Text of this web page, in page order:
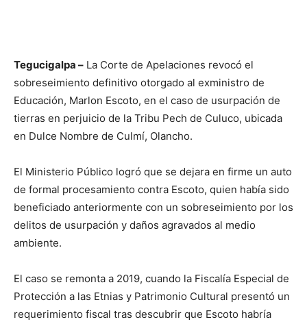
Tegucigalpa – La Corte de Apelaciones revocó el
sobreseimiento definitivo otorgado al exministro de
Educación, Marlon Escoto, en el caso de usurpación de
tierras en perjuicio de la Tribu Pech de Culuco, ubicada
en Dulce Nombre de Culmí, Olancho.
El Ministerio Público logró que se dejara en firme un auto
de formal procesamiento contra Escoto, quien había sido
beneficiado anteriormente con un sobreseimiento por los
delitos de usurpación y daños agravados al medio
ambiente.
El caso se remonta a 2019, cuando la Fiscalía Especial de
Protección a las Etnias y Patrimonio Cultural presentó un
requerimiento fiscal tras descubrir que Escoto habría